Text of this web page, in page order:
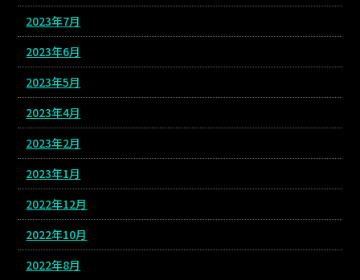
2023年7月
2023年6月
2023年5月
2023年4月
2023年2月
2023年1月
2022年12月
2022年10月
2022年8月